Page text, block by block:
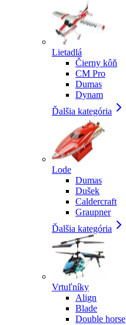
Lietadlá
Čierny kôň
CM Pro
Dumas
Dynam
Ďalšia kategória
Lode
Dumas
Dušek
Caldercraft
Graupner
Ďalšia kategória
Vrtuľníky
Align
Blade
Double horse